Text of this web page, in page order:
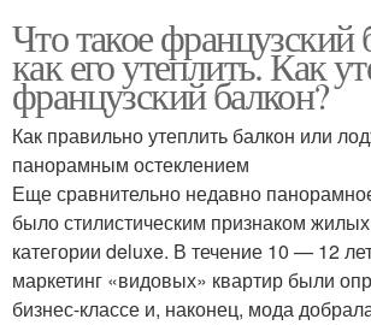
Панорамная лоджия
Лоджии
Лоджии с панорамным
остеклением
Панорамные окна
Балкон
Что такое французский
как его утеплить. Как
французский балкон?
Как правильно утеплить балкон или
панорамным остеклением
Еще сравнительно недавно
было стилистическим признаком
категории deluxe. В течение 10 — 12
маркетинг «видовых» квартир были
бизнес-классе и, наконец, мода